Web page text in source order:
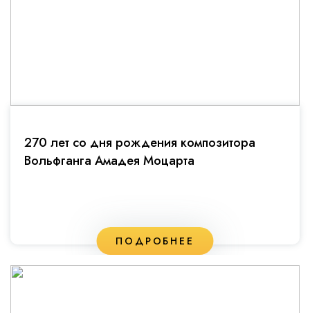
270 лет со дня рождения композитора
Вольфганга Амадея Моцарта
ПОДРОБНЕЕ